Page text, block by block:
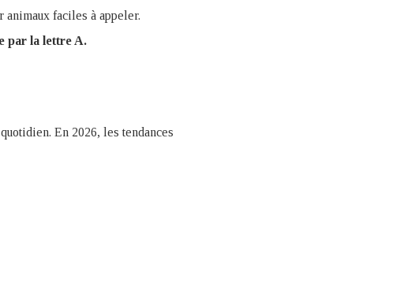
faciles à appeler.
par la lettre A.
En 2026, les tendances